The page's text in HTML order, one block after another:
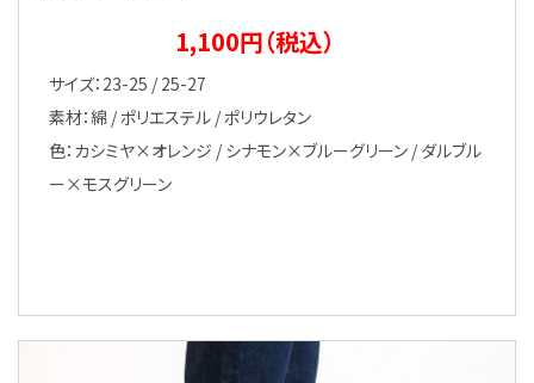
1,100円（税込）
サイズ：23-25 / 25-27
素材：綿 / ポリエステル / ポリウレタン
色：カシミヤ×オレンジ / シナモン×ブルーグリーン / ダルブル
ー×モスグリーン